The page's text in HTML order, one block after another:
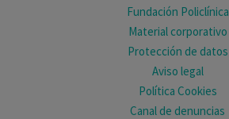
Fundación Policlínica
Material corporativo
Protección de datos
Aviso legal
Política Cookies
Canal de denuncias